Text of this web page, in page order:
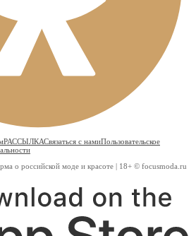
РАССЫЛКАСвязаться с намиПользовательское
о российской моде и красоте | 18+ © focusmoda.ru